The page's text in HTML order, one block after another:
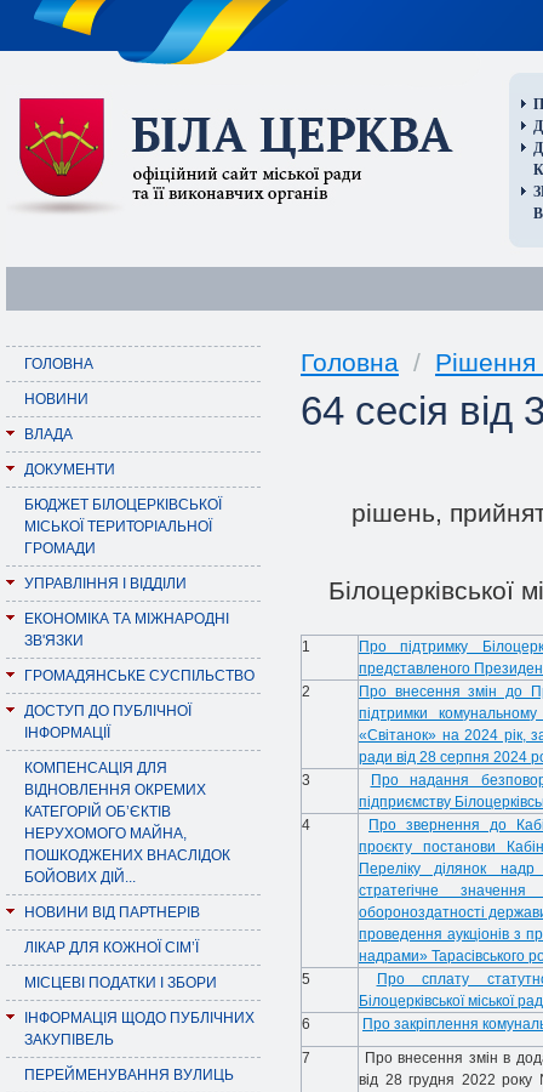
ГОЛОВНА
НОВИНИ
ВЛАДА
ДОКУМЕНТИ
БЮДЖЕТ БІЛОЦЕРКІВСЬКОЇ
МІСЬКОЇ ТЕРИТОРІАЛЬНОЇ
ГРОМАДИ
УПРАВЛІННЯ І ВІДДІЛИ
ЕКОНОМІКА ТА МІЖНАРОДНІ
ЗВ'ЯЗКИ
ГРОМАДЯНСЬКЕ СУСПІЛЬСТВО
ДОСТУП ДО ПУБЛІЧНОЇ
ІНФОРМАЦІЇ
КОМПЕНСАЦІЯ ДЛЯ
ВІДНОВЛЕННЯ ОКРЕМИХ
КАТЕГОРІЙ ОБ’ЄКТІВ
НЕРУХОМОГО МАЙНА,
ПОШКОДЖЕНИХ ВНАСЛІДОК
БОЙОВИХ ДІЙ...
НОВИНИ ВІД ПАРТНЕРІВ
ЛІКАР ДЛЯ КОЖНОЇ СІМ’Ї
МІСЦЕВІ ПОДАТКИ І ЗБОРИ
ІНФОРМАЦІЯ ЩОДО ПУБЛІЧНИХ
ЗАКУПІВЕЛЬ
ПЕРЕЙМЕНУВАННЯ ВУЛИЦЬ
Головна / Рішення
64 сесія від
рішень,
Білоцерківської
1
Про підтримку
представленого
2
Про внесення змін до
підтримки комунальному
«Світанок» на 2024 рік,
ради від 28 серпня 2024
3
Про надання
підприємству
4
Про звернення до
проєкту постанови
Переліку ділянок
стратегічне
обороноздатності
проведення аукціонів з
надрами» Тарасівського
5
Про сплату
Білоцерківської міської
6
Про закріплення
7
Про внесення змін в
від 28 грудня 2022